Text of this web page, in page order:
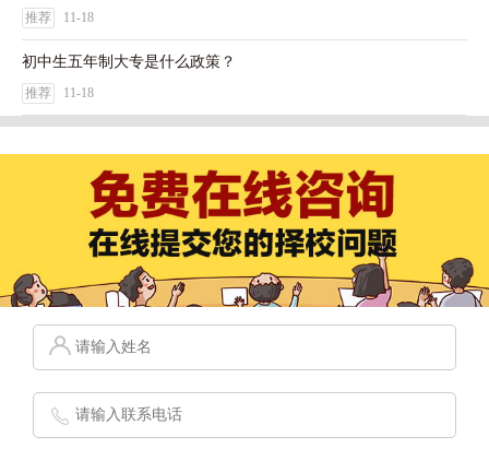
推荐 11-18
初中生五年制大专是什么政策？
推荐 11-18